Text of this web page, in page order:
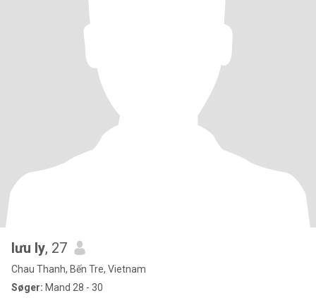
lưu ly, 27
Chau Thanh, Bến Tre, Vietnam
Søger: Mand 28 - 30